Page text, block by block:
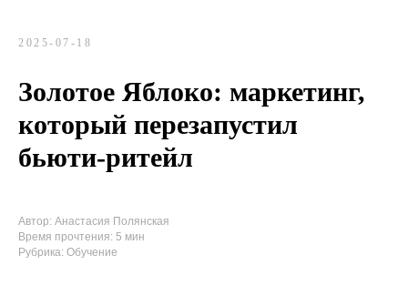
2025-07-18
Золотое Яблоко: маркетинг,
который перезапустил
бьюти-ритейл
Автор: Анастасия Полянская
Время прочтения: 5 мин
Рубрика: Обучение